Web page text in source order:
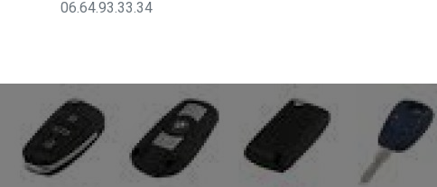
06.64.93.33.34